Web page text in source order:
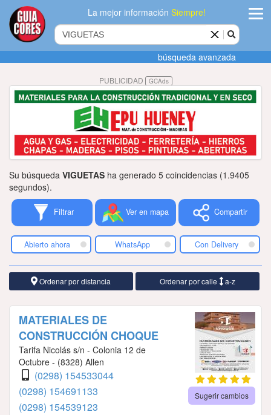
La mejor informaciónSiempre!
Agregar
empresa
datos
Publicidad
Tiendacores
Contactenos
búsqueda avanzada
PUBLICIDAD GCAds
Su búsqueda VIGUETAS ha generado 5 coincidencias (1.9405
segundos).
Filtrar Ver en mapa Compartir
Abierto ahora WhatsApp Con Delivery
Ordenar por distancia Ordenar por calle a-z
MATERIALES DE
CONSTRUCCIÓN CHOQUE
Tarifa Nicolás s/n - Colonia 12 de
Octubre - (8328) Allen
(0298) 154533044
(0298) 154691133
(0298) 154539123
Sugerir cambios